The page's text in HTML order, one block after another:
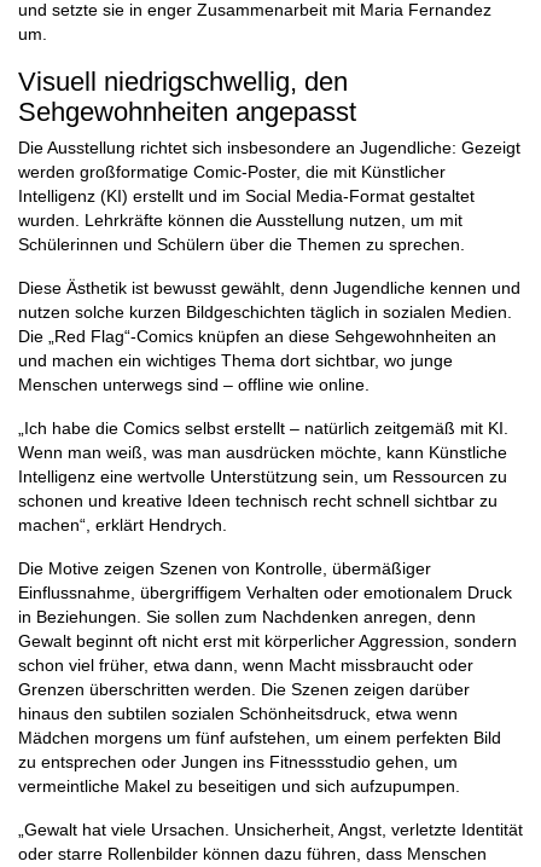
und setzte sie in enger Zusammenarbeit mit Maria Fernandez
um.
Visuell niedrigschwellig, den
Sehgewohnheiten angepasst
Die Ausstellung richtet sich insbesondere an Jugendliche: Gezeigt
werden großformatige Comic-Poster, die mit Künstlicher
Intelligenz (KI) erstellt und im Social Media-Format gestaltet
wurden. Lehrkräfte können die Ausstellung nutzen, um mit
Schülerinnen und Schülern über die Themen zu sprechen.
Diese Ästhetik ist bewusst gewählt, denn Jugendliche kennen und
nutzen solche kurzen Bildgeschichten täglich in sozialen Medien.
Die „Red Flag“-Comics knüpfen an diese Sehgewohnheiten an
und machen ein wichtiges Thema dort sichtbar, wo junge
Menschen unterwegs sind – offline wie online.
„Ich habe die Comics selbst erstellt – natürlich zeitgemäß mit KI.
Wenn man weiß, was man ausdrücken möchte, kann Künstliche
Intelligenz eine wertvolle Unterstützung sein, um Ressourcen zu
schonen und kreative Ideen technisch recht schnell sichtbar zu
machen“, erklärt Hendrych.
Die Motive zeigen Szenen von Kontrolle, übermäßiger
Einflussnahme, übergriffigem Verhalten oder emotionalem Druck
in Beziehungen. Sie sollen zum Nachdenken anregen, denn
Gewalt beginnt oft nicht erst mit körperlicher Aggression, sondern
schon viel früher, etwa dann, wenn Macht missbraucht oder
Grenzen überschritten werden. Die Szenen zeigen darüber
hinaus den subtilen sozialen Schönheitsdruck, etwa wenn
Mädchen morgens um fünf aufstehen, um einem perfekten Bild
zu entsprechen oder Jungen ins Fitnessstudio gehen, um
vermeintliche Makel zu beseitigen und sich aufzupumpen.
„Gewalt hat viele Ursachen. Unsicherheit, Angst, verletzte Identität
oder starre Rollenbilder können dazu führen, dass Menschen